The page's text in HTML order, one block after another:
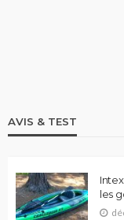
AVIS & TEST
les